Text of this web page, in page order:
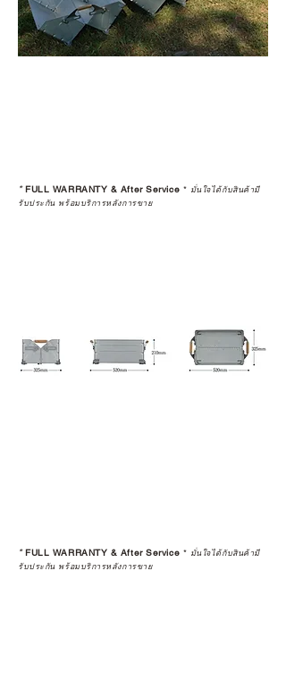
*FULL WARRANTY & After Service * มั่นใจได้กับสินค้ามี
รับประกัน พร้อมบริการหลังการขาย
*FULL WARRANTY & After Service * มั่นใจได้กับสินค้ามี
รับประกัน พร้อมบริการหลังการขาย